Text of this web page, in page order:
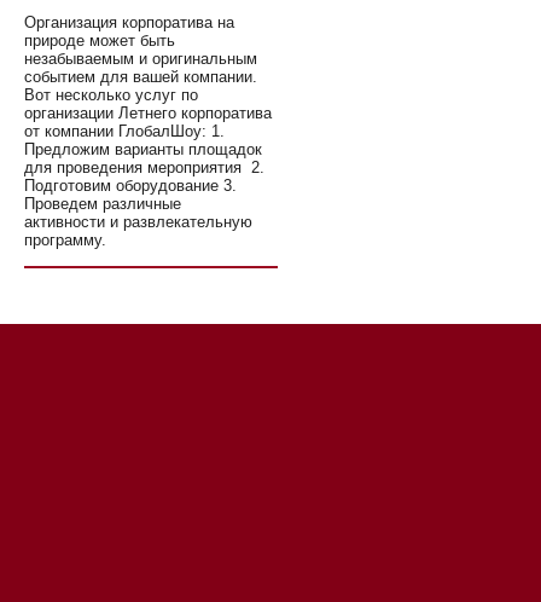
Организация корпоратива на
природе может быть
незабываемым и оригинальным
событием для вашей компании.
Вот несколько услуг по
организации Летнего корпоратива
от компании ГлобалШоу: 1.
Предложим варианты площадок
для проведения мероприятия 2.
Подготовим оборудование 3.
Проведем различные
активности и развлекательную
программу.